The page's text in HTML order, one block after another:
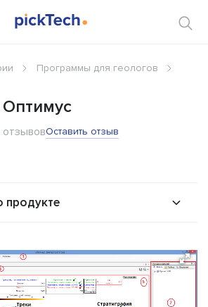
Программы для геологов
Оставить отзыв
продукте
Сравнения